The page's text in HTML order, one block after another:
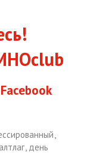
,
, день